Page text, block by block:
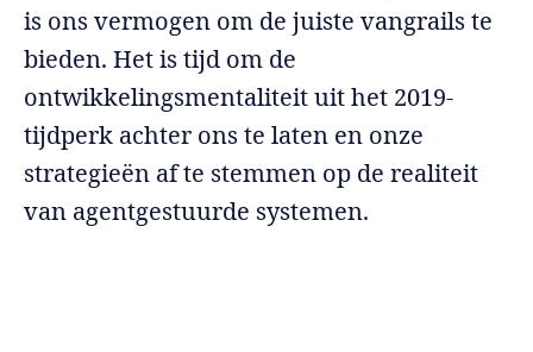
is ons vermogen om de juiste vangrails te
bieden. Het is tijd om de
ontwikkelingsmentaliteit uit het 2019-
tijdperk achter ons te laten en onze
strategieën af te stemmen op de realiteit
van agentgestuurde systemen.